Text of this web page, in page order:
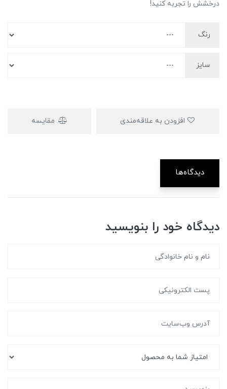
درخشش را تجربه کنید!
رنگ
سایز
مقایسه
دیدگاه‌ها
دیدگاه خود را بنویسید